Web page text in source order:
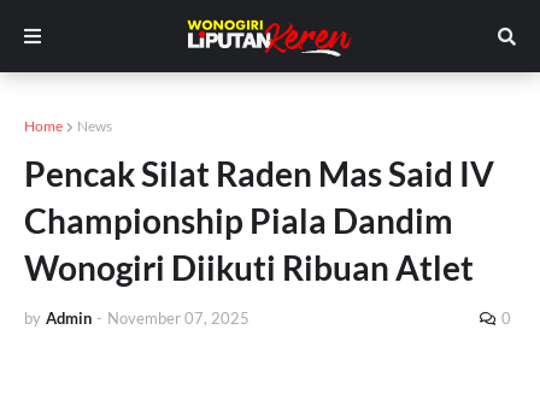
Home News
Pencak Silat Raden Mas Said IV
Championship Piala Dandim
Wonogiri Diikuti Ribuan Atlet
by Admin - November 07, 2025 0